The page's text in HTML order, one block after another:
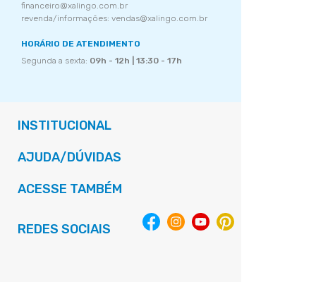
financeiro@xalingo.com.br
revenda/informações: vendas@xalingo.com.br
HORÁRIO DE ATENDIMENTO
Segunda a sexta: 09h - 12h | 13:30 - 17h
INSTITUCIONAL
AJUDA/DÚVIDAS
ACESSE TAMBÉM
REDES SOCIAIS